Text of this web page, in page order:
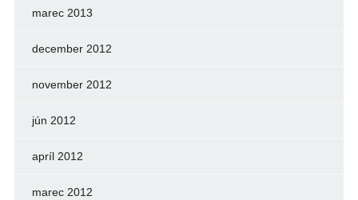
marec 2013
december 2012
november 2012
jún 2012
apríl 2012
marec 2012